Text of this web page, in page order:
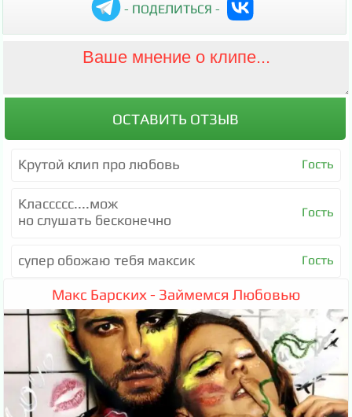
- ПОДЕЛИТЬСЯ -
Крутой клип про любовь Гость
Классссс....мож
но слушать бесконечно
Гость
супер обожаю тебя максик Гость
Макс Барских - Займемся Любовью